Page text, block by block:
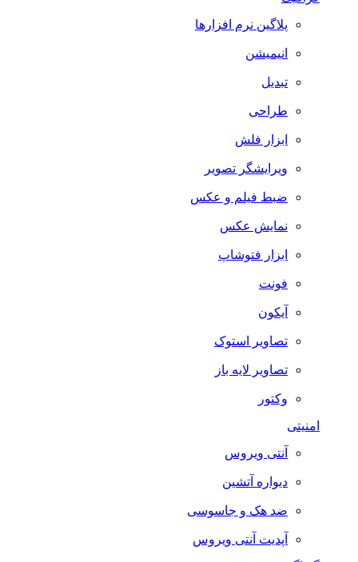
پلاگین نرم افزارها
انیمیشن
تبدیل
طراحی
ابزار فلش
ویرایشگر تصویر
ضبط فيلم و عكس
نمایش عکس
ابزار فتوشاپ
فونت
آیکون
تصاویر استوک
تصاویر لایه باز
وکتور
امنیتی
آنتی ویروس
دیواره آتشین
ضد هک و جاسوسی
آپدیت آنتی ویروس